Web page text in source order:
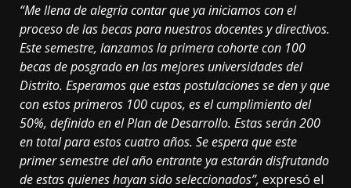
“Me llena de alegría contar que ya iniciamos con el
proceso de las becas para nuestros docentes y directivos.
Este semestre, lanzamos la primera cohorte con 100
becas de posgrado en las mejores universidades del
Distrito. Esperamos que estas postulaciones se den y que
con estos primeros 100 cupos, es el cumplimiento del
50%, definido en el Plan de Desarrollo. Estas serán 200
en total para estos cuatro años. Se espera que este
primer semestre del año entrante ya estarán disfrutando
de estas quienes hayan sido seleccionados”, expresó el